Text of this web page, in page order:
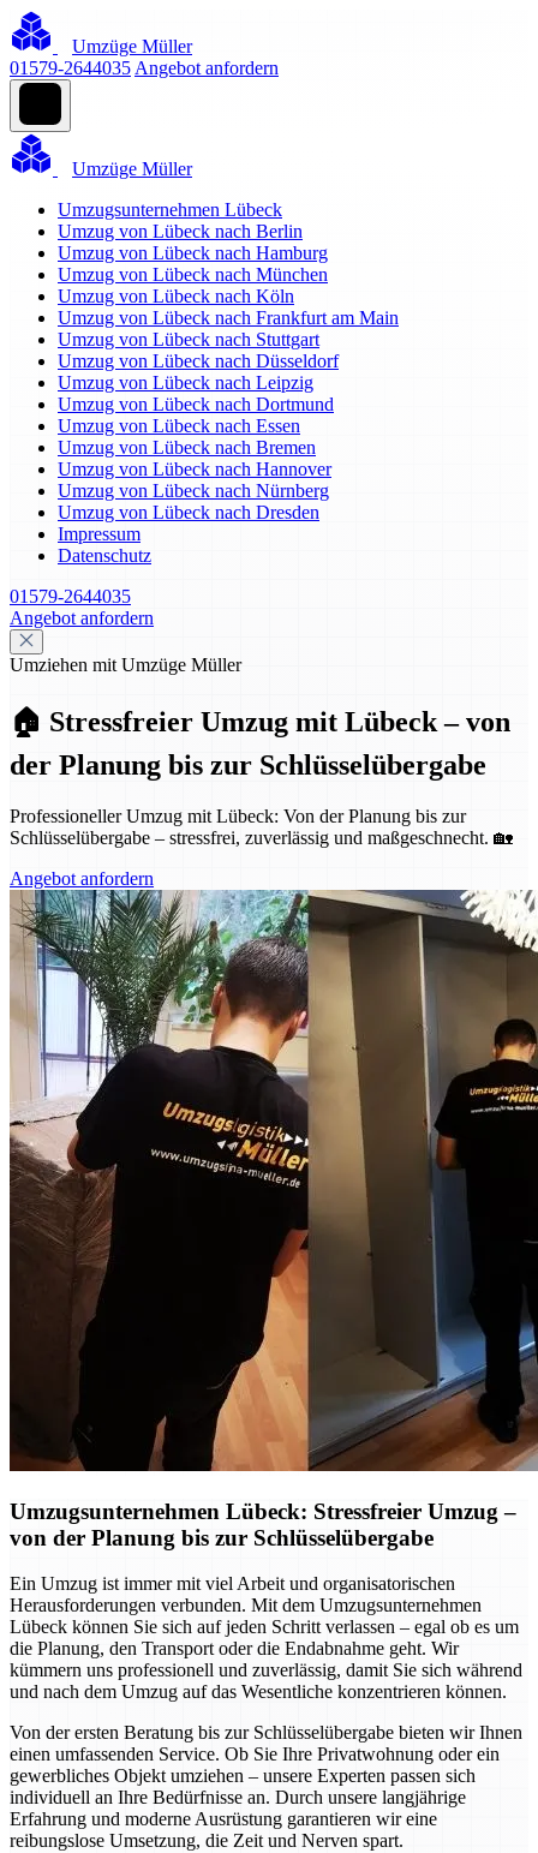
Umzüge Müller
01579-2644035 Angebot anfordern
Umzüge Müller
Umzugsunternehmen Lübeck
Umzug von Lübeck nach Berlin
Umzug von Lübeck nach Hamburg
Umzug von Lübeck nach München
Umzug von Lübeck nach Köln
Umzug von Lübeck nach Frankfurt am Main
Umzug von Lübeck nach Stuttgart
Umzug von Lübeck nach Düsseldorf
Umzug von Lübeck nach Leipzig
Umzug von Lübeck nach Dortmund
Umzug von Lübeck nach Essen
Umzug von Lübeck nach Bremen
Umzug von Lübeck nach Hannover
Umzug von Lübeck nach Nürnberg
Umzug von Lübeck nach Dresden
Impressum
Datenschutz
01579-2644035
Angebot anfordern
Umziehen mit Umzüge Müller
🏠 Stressfreier Umzug mit Lübeck – von
der Planung bis zur Schlüsselübergabe
Professioneller Umzug mit Lübeck: Von der Planung bis zur
Schlüsselübergabe – stressfrei, zuverlässig und maßgeschnecht. 🏡
Angebot anfordern
Umzugsunternehmen Lübeck: Stressfreier Umzug –
von der Planung bis zur Schlüsselübergabe
Ein Umzug ist immer mit viel Arbeit und organisatorischen
Herausforderungen verbunden. Mit dem Umzugsunternehmen
Lübeck können Sie sich auf jeden Schritt verlassen – egal ob es um
die Planung, den Transport oder die Endabnahme geht. Wir
kümmern uns professionell und zuverlässig, damit Sie sich während
und nach dem Umzug auf das Wesentliche konzentrieren können.
Von der ersten Beratung bis zur Schlüsselübergabe bieten wir Ihnen
einen umfassenden Service. Ob Sie Ihre Privatwohnung oder ein
gewerbliches Objekt umziehen – unsere Experten passen sich
individuell an Ihre Bedürfnisse an. Durch unsere langjährige
Erfahrung und moderne Ausrüstung garantieren wir eine
reibungslose Umsetzung, die Zeit und Nerven spart.